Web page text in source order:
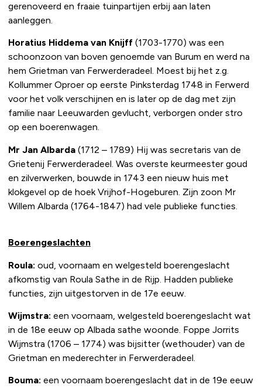
gerenoveerd en fraaie tuinpartijen erbij aan laten
aanleggen.
Horatius Hiddema van Knijff (1703-1770) was een
schoonzoon van boven genoemde van Burum en werd na
hem Grietman van Ferwerderadeel. Moest bij het z.g.
Kollummer Oproer op eerste Pinksterdag 1748 in Ferwerd
voor het volk verschijnen en is later op de dag met zijn
familie naar Leeuwarden gevlucht, verborgen onder stro
op een boerenwagen.
Mr Jan Albarda (1712 – 1789) Hij was secretaris van de
Grietenij Ferwerderadeel. Was overste keurmeester goud
en zilverwerken, bouwde in 1743 een nieuw huis met
klokgevel op de hoek Vrijhof-Hogeburen. Zijn zoon Mr
Willem Albarda (1764-1847) had vele publieke functies.
Boerengeslachten
Roula: oud, voornaam en welgesteld boerengeslacht
afkomstig van Roula Sathe in de Rijp. Hadden publieke
functies, zijn uitgestorven in de 17e eeuw.
Wijmstra: een voornaam, welgesteld boerengeslacht wat
in de 18e eeuw op Albada sathe woonde. Foppe Jorrits
Wijmstra (1706 – 1774) was bijsitter (wethouder) van de
Grietman en mederechter in Ferwerderadeel.
Bouma: een voornaam boerengeslacht dat in de 19e eeuw